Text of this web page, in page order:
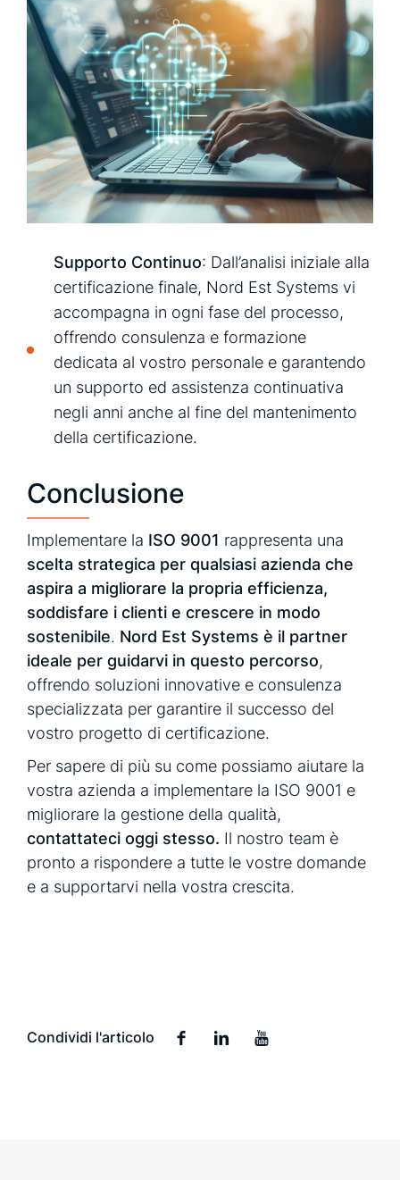
Supporto Continuo: Dall’analisi iniziale alla
certificazione finale, Nord Est Systems vi
accompagna in ogni fase del processo,
offrendo consulenza e formazione
dedicata al vostro personale e garantendo
un supporto ed assistenza continuativa
negli anni anche al fine del mantenimento
della certificazione.
Conclusione
Implementare la ISO 9001 rappresenta una
scelta strategica per qualsiasi azienda che
aspira a migliorare la propria efficienza,
soddisfare i clienti e crescere in modo
sostenibile. Nord Est Systems è il partner
ideale per guidarvi in questo percorso,
offrendo soluzioni innovative e consulenza
specializzata per garantire il successo del
vostro progetto di certificazione.
Per sapere di più su come possiamo aiutare la
vostra azienda a implementare la ISO 9001 e
migliorare la gestione della qualità,
contattateci oggi stesso. Il nostro team è
pronto a rispondere a tutte le vostre domande
e a supportarvi nella vostra crescita.
Condividi l'articolo